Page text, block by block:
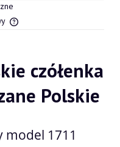
czółenka
Polskie
model 1711